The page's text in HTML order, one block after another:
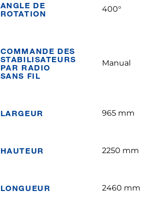
ANGLE DE
ROTATION
400°
COMMANDE DES
STABILISATEURS
PAR RADIO
SANS FIL
Manual
LARGEUR 965 mm
HAUTEUR 2250 mm
LONGUEUR 2460 mm